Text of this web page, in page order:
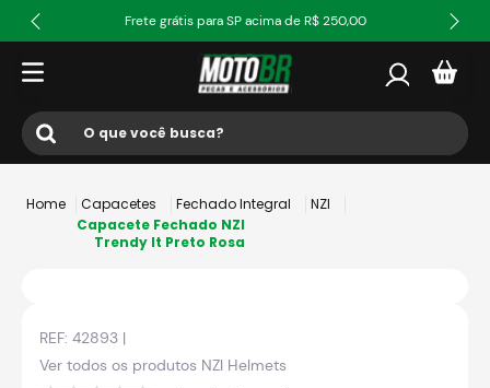
Frete grátis para SP acima de R$ 250,00
O que você busca?
ls2
4º fw3
5 º jaqueta
Capacetes Fechado Integral
NZI
Capacete Fechado NZI
Trendy It Preto Rosa
REF: 42893 |
Ver todos os produtos NZI Helmets